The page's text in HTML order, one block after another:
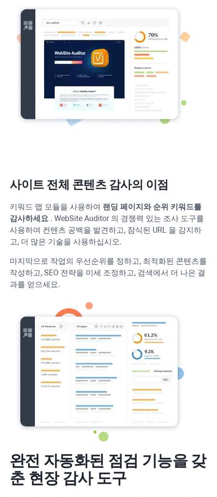
사이트 전체 콘텐츠 감사의 이점
키워드 맵 모듈을 사용하여 랜딩 페이지와 순위 키워드를
감사하세요 . WebSite Auditor의 경쟁력 있는 조사 도구를
사용하여 컨텐츠 공백을 발견하고, 잠식된 URL 을 감지하
고, 더 많은 기술을 사용하십시오.
마지막으로 작업의 우선순위를 정하고, 최적화된 콘텐츠를
작성하고, SEO 전략을 미세 조정하고, 검색에서 더 나은 결
과를 얻으세요.
완전 자동화된 점검 기능을 갖
춘 현장 감사 도구